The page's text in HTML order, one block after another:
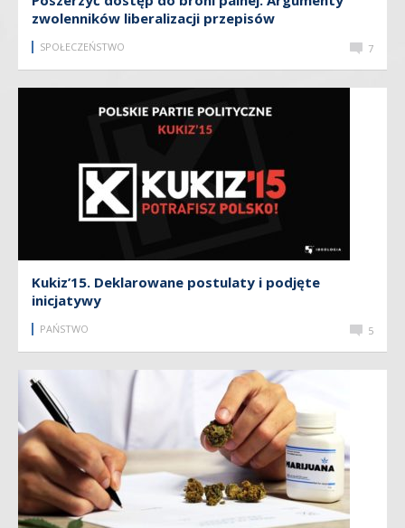
zwolenników liberalizacji przepisów
SPOŁECZEŃSTWO 7
Kukiz’15. Deklarowane postulaty i podjęte
inicjatywy
PAŃSTWO 5